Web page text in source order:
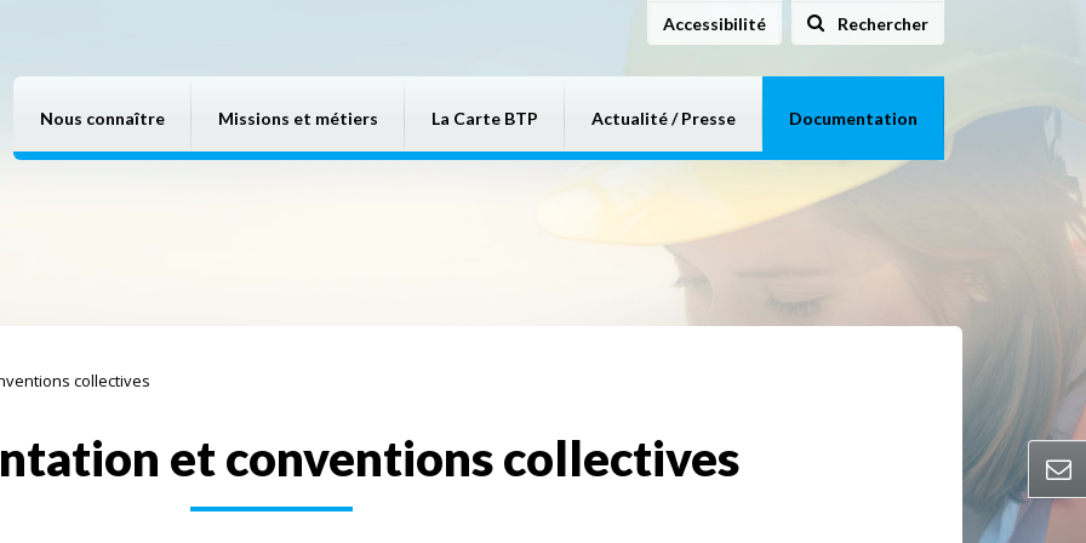
Accessibilité Rechercher
Nous connaître Missions et métiers La Carte BTP Actualité / Presse Documentation
collectives
et conventions collectives